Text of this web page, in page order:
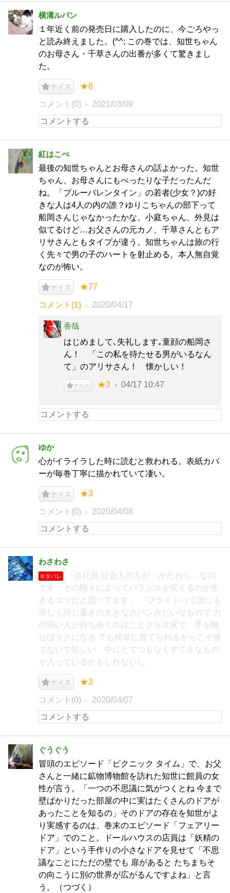
横溝ルパン
１年近く前の発売日に購入したのに、今ごろやっ
と読み終えました。(^^; この巻では、知世ちゃん
のお母さん・千草さんの出番が多くて驚きまし
た。
ナイス ★8
コメント(0) 2021/03/09
紅はこべ
最後の知世ちゃんとお母さんの話よかった。知世
ちゃん、お母さんにもべったりな子だったんだ
ね。「ブルーバレンタイン」の若者(少女？)の好
きな人は4人の内の誰？ゆりこちゃんの部下って
船岡さんじゃなかったかな。小庭ちゃん、外見は
似てるけど…お父さんの元カノ、千草さんともア
リサさんともタイプが違う。知世ちゃんは旅の行
く先々で男の子のハートを射止める。本人無自覚
なのが怖い。
ナイス ★77
コメント(1) 2020/04/17
香哉
はじめまして､失礼します｡童顔の船岡さ
ん！ 「この私を待たせる男がいるなん
て」のアリサさん！ 懐かしい！
ナイス ★3 04/17 10:47
ゆか
心がイライラした時に読むと救われる。表紙カバ
ーが毎巻丁寧に描かれていて凄い。
ナイス ★3
コメント(0) 2020/04/08
わさわさ
ネタバレ
「会社員 社会人の方が「かたわら」なの
です その時々によってバランスを変えるのが生
きるコツだと思ってます」 「プライドって誰にも
等しく同じ重さの大きなカバンみたいなもので 力
の弱い人が持ち歩くのはことさら大変で 手を離
せばラクになる でも簡単に捨てられるからこそ捨
てないで欲しい 中にとてつもなくすてきなもの
が入っているかもしれないし」
ナイス ★3
コメント(0) 2020/04/07
ぐうぐう
冒頭のエピソード「ピクニック タイム」で、お父
さんと一緒に鉱物博物館を訪れた知世に館員の女
性が言う。「一つの不思議に気がつくとね 今まで
壁ばかりだった部屋の中に実はたくさんのドアが
あったことを知るの」そのドアの存在を知世がよ
り実感するのは、巻末のエピソード「フェアリー
ドア」でのこと。ドールハウスの店員は「妖精の
ドア」という手作りの小さなドアを見せて「不思
議なことにただの壁でも 扉があると たちまちそ
の向こうに別の世界が広がるんですよね」と言
う。（つづく）